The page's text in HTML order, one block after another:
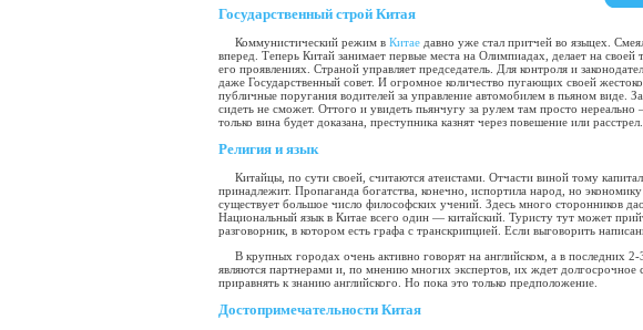
Государственный строй Китая
Коммунистический режим в Китае давно уже стал притчей во языцех.
вперед. Теперь Китай занимает первые места на Олимпиадах, делает на
его проявлениях. Страной управляет председатель. Для контроля и
даже Государственный совет. И огромное количество пугающих своей
публичные поругания водителей за управление автомобилем в пьяном виде.
сидеть не сможет. Оттого и увидеть пьянчугу за рулем там просто
только вина будет доказана, преступника казнят через повешение или
Религия и язык
Китайцы, по сути своей, считаются атеистами. Отчасти виной тому
принадлежит. Пропаганда богатства, конечно, испортила народ, но
существует большое число философских учений. Здесь много сторонников
Национальный язык в Китае всего один — китайский. Туристу тут может
разговорник, в котором есть графа с транскрипцией. Если выговорить
В крупных городах очень активно говорят на английском, а в последних
являются партнерами и, по мнению многих экспертов, их ждет долгосрочное
приравнять к знанию английского. Но пока это только предположение.
Достопримечательности Китая